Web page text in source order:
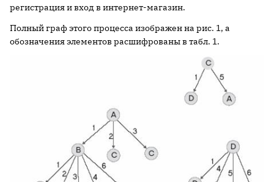
регистрация и вход в интернет-магазин.
Полный граф этого процесса изображен на рис. 1, а
обозначения элементов расшифрованы в табл. 1.